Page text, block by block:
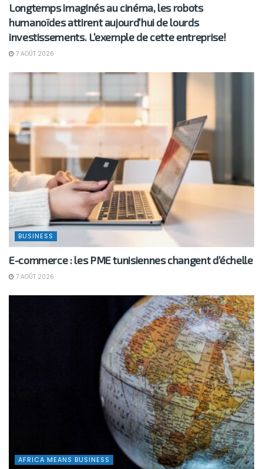
Longtemps imaginés au cinéma, les robots
humanoïdes attirent aujourd’hui de lourds
investissements. L’exemple de cette entreprise!
7 AOÛT 2026
BUSINESS
E-commerce : les PME tunisiennes changent d’échelle
7 AOÛT 2026
AFRICA MEANS BUSINESS